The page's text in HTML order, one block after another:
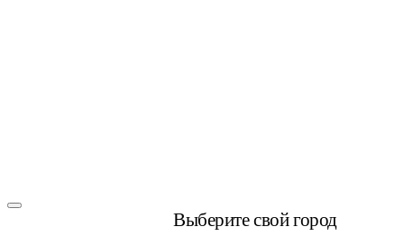
Выберите свой город